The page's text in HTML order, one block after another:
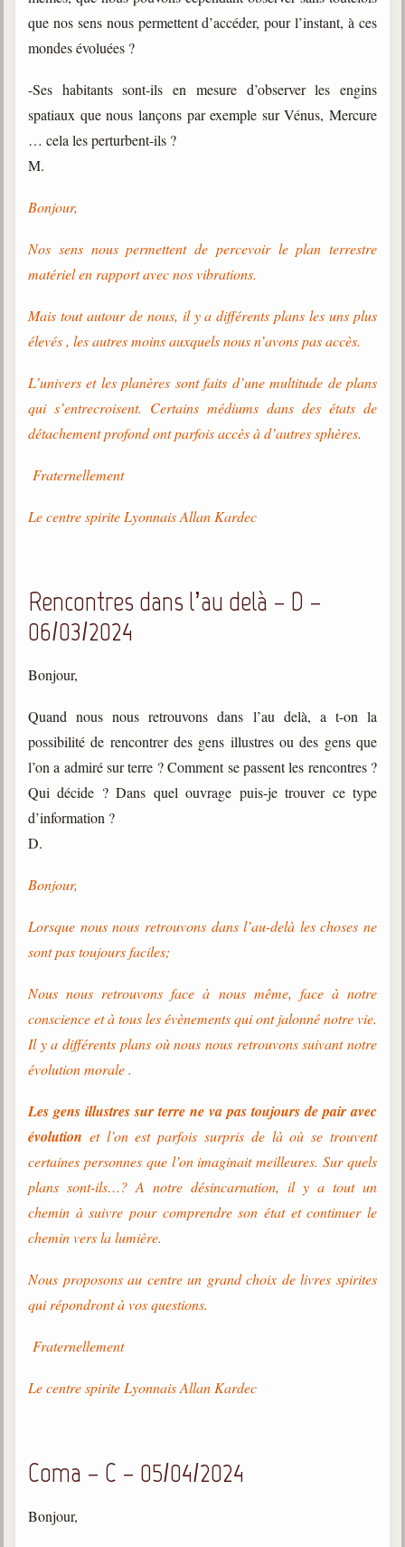
que nos sens nous permettent d’accéder, pour l’instant, à ces
mondes évoluées ?
-Ses habitants sont-ils en mesure d’observer les engins
spatiaux que nous lançons par exemple sur Vénus, Mercure
… cela les perturbent-ils ?
M.
Bonjour,
Nos sens nous permettent de percevoir le plan terrestre
matériel en rapport avec nos vibrations.
Mais tout autour de nous, il y a différents plans les uns plus
élevés , les autres moins auxquels nous n’avons pas accès.
L’univers et les planères sont faits d’une multitude de plans
qui s’entrecroisent. Certains médiums dans des états de
détachement profond ont parfois accès à d’autres sphères.
Fraternellement
Le centre spirite Lyonnais Allan Kardec
Rencontres dans l’au delà – D –
06/03/2024
Bonjour,
Quand nous nous retrouvons dans l’au delà, a t-on la
possibilité de rencontrer des gens illustres ou des gens que
l’on a admiré sur terre ? Comment se passent les rencontres ?
Qui décide ? Dans quel ouvrage puis-je trouver ce type
d’information ?
D.
Bonjour,
Lorsque nous nous retrouvons dans l’au-delà les choses ne
sont pas toujours faciles;
Nous nous retrouvons face à nous même, face à notre
conscience et à tous les évènements qui ont jalonné notre vie.
Il y a différents plans où nous nous retrouvons suivant notre
évolution morale .
Les gens illustres sur terre ne va pas toujours de pair avec
évolution et l’on est parfois surpris de là où se trouvent
certaines personnes que l’on imaginait meilleures. Sur quels
plans sont-ils…? A notre désincarnation, il y a tout un
chemin à suivre pour comprendre son état et continuer le
chemin vers la lumière.
Nous proposons au centre un grand choix de livres spirites
qui répondront à vos questions.
Fraternellement
Le centre spirite Lyonnais Allan Kardec
Coma – C – 05/04/2024
Bonjour,